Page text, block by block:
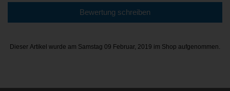
Bewertung schreiben
Dieser Artikel wurde am Samstag 09 Februar, 2019 im Shop aufgenommen.